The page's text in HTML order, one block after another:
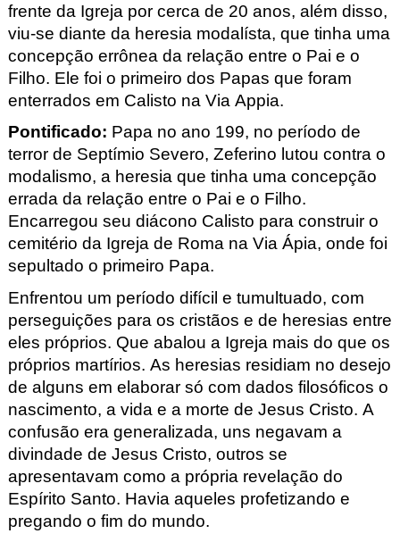
frente da Igreja por cerca de 20 anos, além disso,
viu-se diante da heresia modalísta, que tinha uma
concepção errônea da relação entre o Pai e o
Filho. Ele foi o primeiro dos Papas que foram
enterrados em Calisto na Via Appia.
Pontificado: Papa no ano 199, no período de
terror de Septímio Severo, Zeferino lutou contra o
modalismo, a heresia que tinha uma concepção
errada da relação entre o Pai e o Filho.
Encarregou seu diácono Calisto para construir o
cemitério da Igreja de Roma na Via Ápia, onde foi
sepultado o primeiro Papa.
Enfrentou um período difícil e tumultuado, com
perseguições para os cristãos e de heresias entre
eles próprios. Que abalou a Igreja mais do que os
próprios martírios. As heresias residiam no desejo
de alguns em elaborar só com dados filosóficos o
nascimento, a vida e a morte de Jesus Cristo. A
confusão era generalizada, uns negavam a
divindade de Jesus Cristo, outros se
apresentavam como a própria revelação do
Espírito Santo. Havia aqueles profetizando e
pregando o fim do mundo.